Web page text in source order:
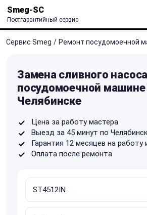
Smeg-SC
Постгарантийный сервис
Сервис Smeg / Ремонт посудомоечной
Замена сливного
посудомоечной машине
Челябинске
Цена за работу мастера
Выезд за 45 минут по
Гарантия 12 месяцев на работу
Оплата после ремонта